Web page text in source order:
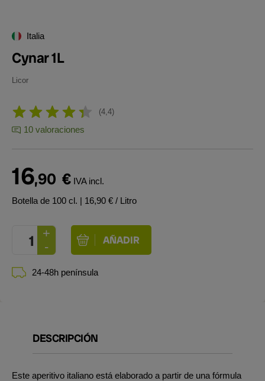
Italia
Cynar 1L
Licor
4,4
10 valoraciones
16,90 € IVA incl.
Botella de 100 cl. | 16,90 € / Litro
24-48h península
DESCRIPCIÓN
Este aperitivo italiano está elaborado a partir de una fórmula